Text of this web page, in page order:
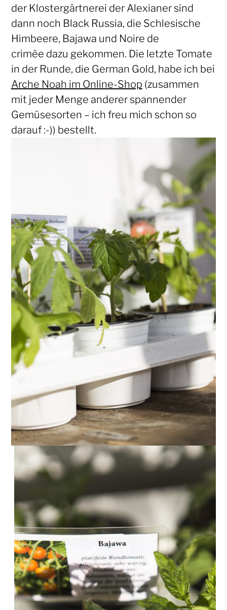
der Klostergärtnerei der Alexianer sind
dann noch Black Russia, die Schlesische
Himbeere, Bajawa und Noire de
crimèe dazu gekommen. Die letzte Tomate
in der Runde, die German Gold, habe ich bei
Arche Noah im Online-Shop (zusammen
mit jeder Menge anderer spannender
Gemüsesorten – ich freu mich schon so
darauf :-)) bestellt.